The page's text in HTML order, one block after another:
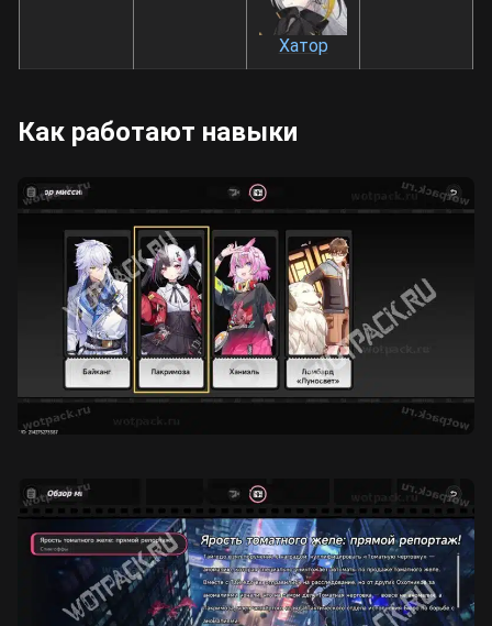
Хатор
Как работают навыки